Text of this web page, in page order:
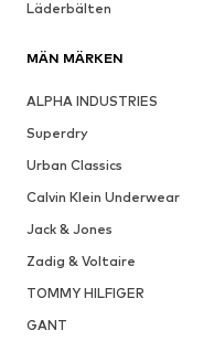
Läderbälten
MÄN MÄRKEN
ALPHA INDUSTRIES
Superdry
Urban Classics
Calvin Klein Underwear
Jack & Jones
Zadig & Voltaire
TOMMY HILFIGER
GANT